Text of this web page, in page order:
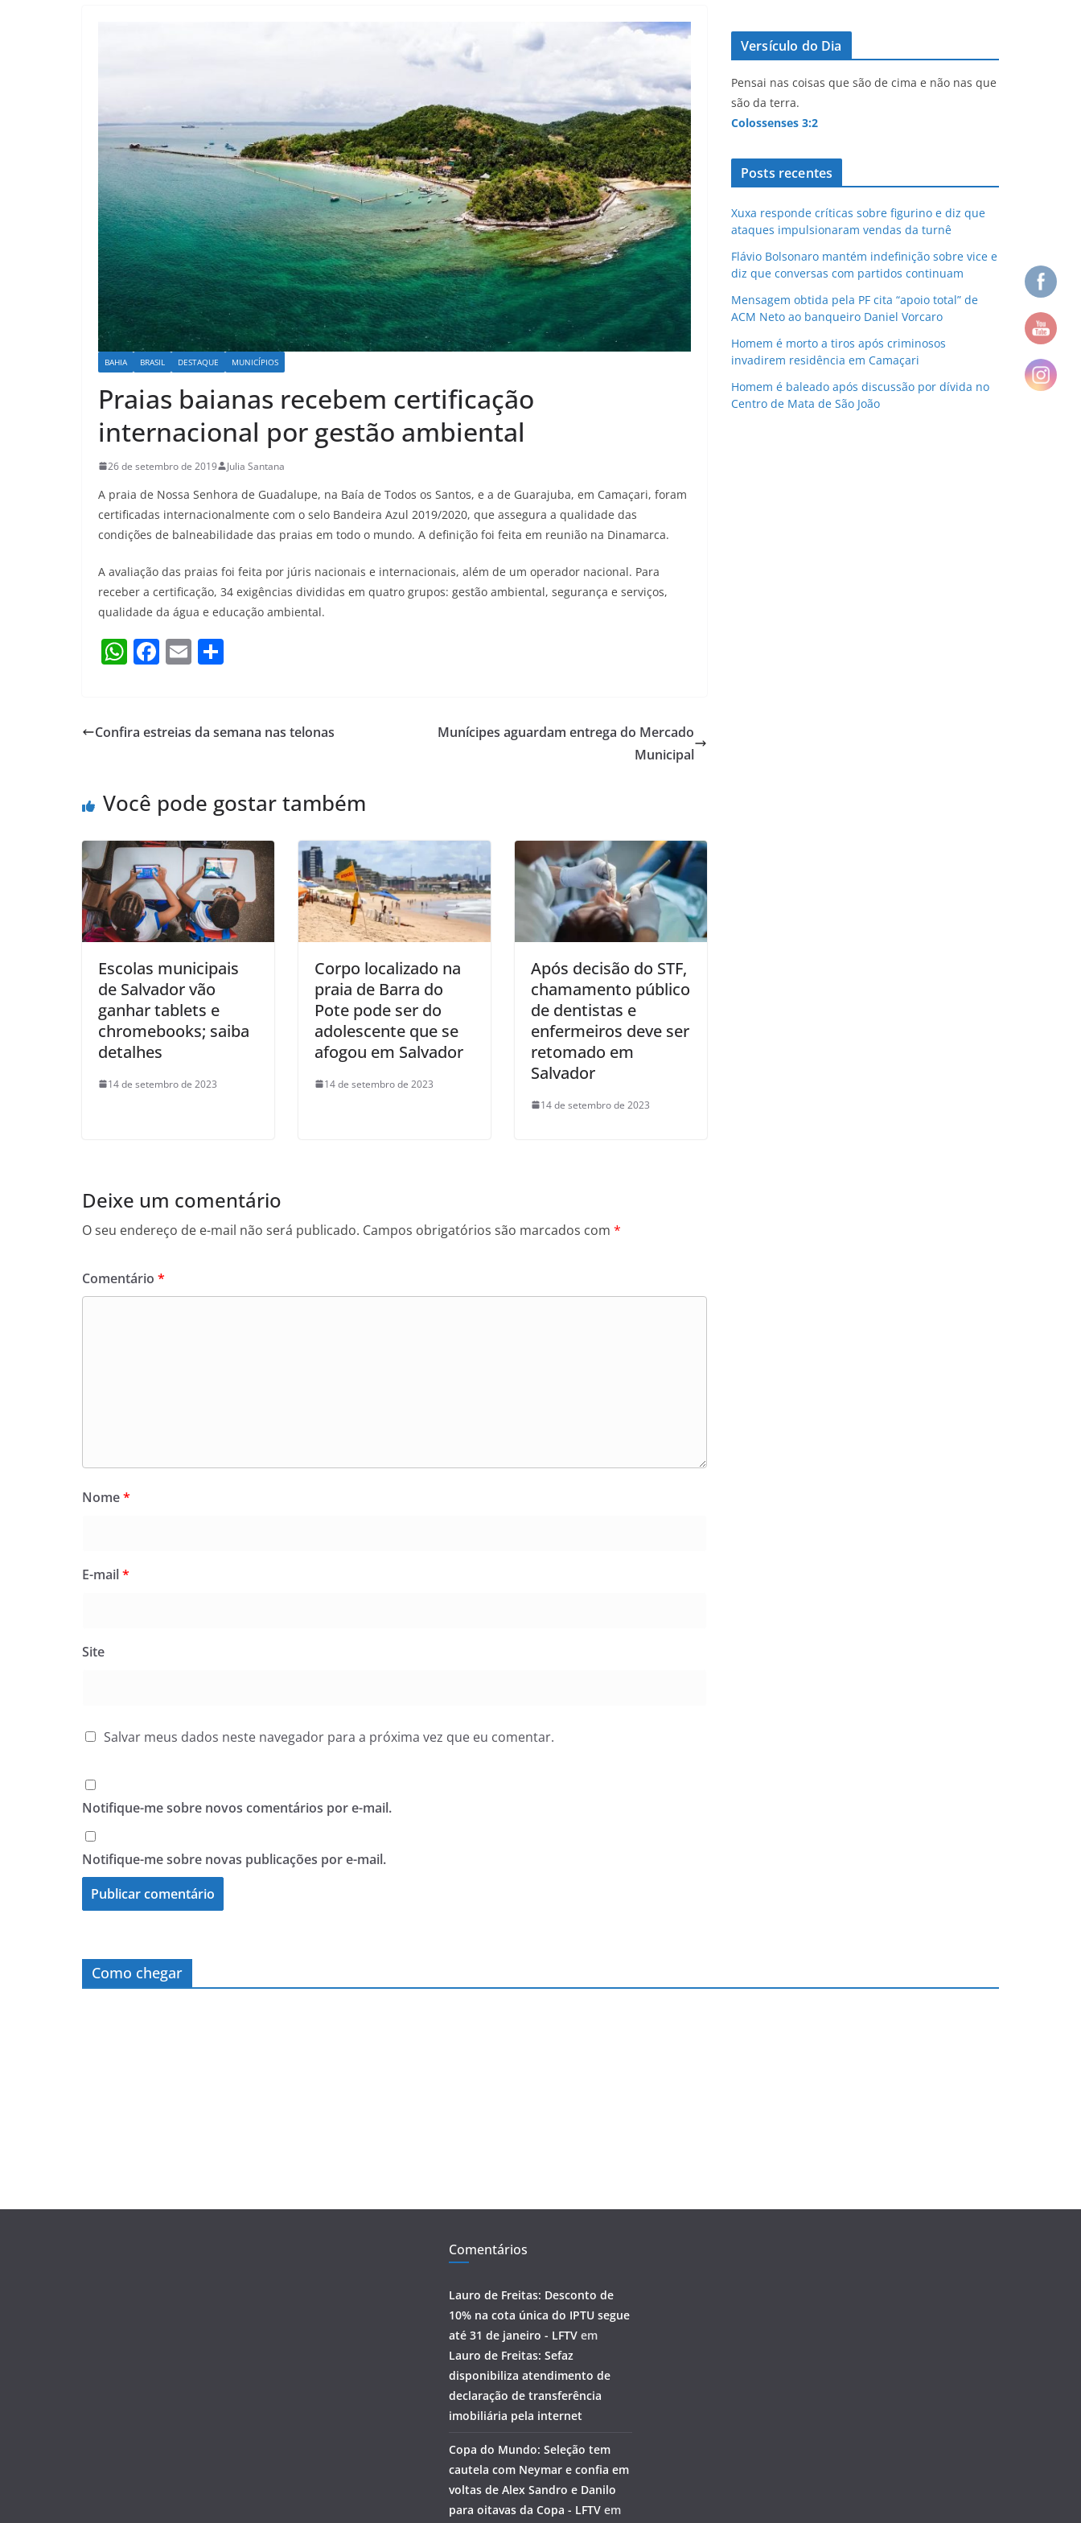
BAHIA BRASIL DESTAQUE MUNICÍPIOS
Praias baianas recebem certificação
internacional por gestão ambiental
26 de setembro de 2019 Julia Santana
A praia de Nossa Senhora de Guadalupe, na Baía de Todos os Santos, e a de Guarajuba, em Camaçari, foram
certificadas internacionalmente com o selo Bandeira Azul 2019/2020, que assegura a qualidade das
condições de balneabilidade das praias em todo o mundo. A definição foi feita em reunião na Dinamarca.
A avaliação das praias foi feita por júris nacionais e internacionais, além de um operador nacional. Para
receber a certificação, 34 exigências divididas em quatro grupos: gestão ambiental, segurança e serviços,
qualidade da água e educação ambiental.
W
s
p
F
e
o
k
E
l e
Confira estreias da semana nas telonas
Munícipes aguardam entrega do Mercado
Municipal
Você pode gostar também
Escolas municipais
de Salvador vão
ganhar tablets e
chromebooks; saiba
detalhes
14 de setembro de 2023
Corpo localizado na
praia de Barra do
Pote pode ser do
adolescente que se
afogou em Salvador
14 de setembro de 2023
Após decisão do STF,
chamamento público
de dentistas e
enfermeiros deve ser
retomado em
Salvador
14 de setembro de 2023
Deixe um comentário
O seu endereço de e-mail não será publicado. Campos obrigatórios são marcados com *
Comentário *
Nome*
E-mail*
Site
Salvar meus dados neste navegador para a próxima vez que eu comentar.
Notifique-me sobre novos comentários por e-mail.
Notifique-me sobre novas publicações por e-mail.
Versículo do Dia
Pensai nas coisas que são de cima e não nas que
são da terra.
Colossenses 3:2
Posts recentes
Xuxa responde críticas sobre figurino e diz que
ataques impulsionaram vendas da turnê
Flávio Bolsonaro mantém indefinição sobre vice e
diz que conversas com partidos continuam
Mensagem obtida pela PF cita “apoio total” de
ACM Neto ao banqueiro Daniel Vorcaro
Homem é morto a tiros após criminosos
invadirem residência em Camaçari
Homem é baleado após discussão por dívida no
Centro de Mata de São João
Como chegar
Comentários
Lauro de Freitas: Desconto de
10% na cota única do IPTU segue
até 31 de janeiro - LFTV em
Lauro de Freitas: Sefaz
disponibiliza atendimento de
declaração de transferência
imobiliária pela internet
Copa do Mundo: Seleção tem
cautela com Neymar e confia em
voltas de Alex Sandro e Danilo
para oitavas da Copa - LFTV em